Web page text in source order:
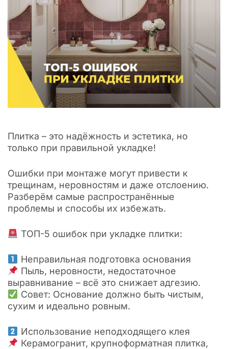
Плитка – это надёжность и эстетика, но
только при правильной укладке!
Ошибки при монтаже могут привести к
трещинам, неровностям и даже отслоению.
Разберём самые распространённые
проблемы и способы их избежать.
ТОП-5 ошибок при укладке плитки:
Неправильная подготовка основания
Пыль, неровности, недостаточное
выравнивание – всё это снижает адгезию.
Совет: Основание должно быть чистым,
сухим и идеально ровным.
Использование неподходящего клея
Керамогранит, крупноформатная плитка,